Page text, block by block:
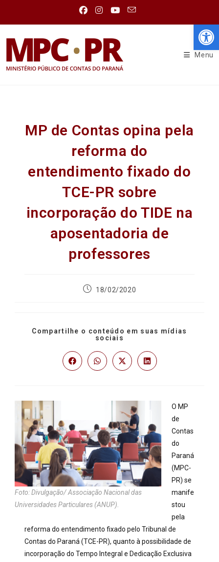
Menu
MP de Contas opina pela
reforma do
entendimento fixado do
TCE-PR sobre
incorporação do TIDE na
aposentadoria de
professores
18/02/2020
Compartilhe o conteúdo em suas mídias
sociais
Foto: Divulgação/ Associação Nacional das
Universidades Particulares (ANUP).
O MP
de
Contas
do
Paraná
(MPC-
PR) se
manife
stou
pela
reforma do entendimento fixado pelo Tribunal de
Contas do Paraná (TCE-PR), quanto à possibilidade de
incorporação do Tempo Integral e Dedicação Exclusiva